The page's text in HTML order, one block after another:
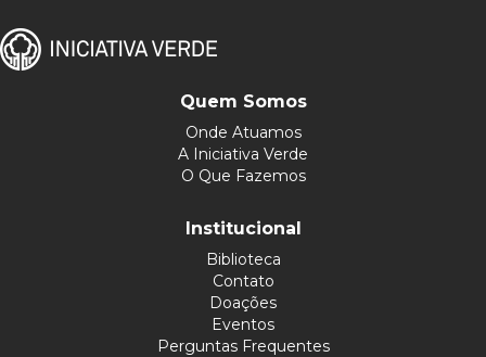
Quem Somos
Onde Atuamos
A Iniciativa Verde
O Que Fazemos
Institucional
Biblioteca
Contato
Doações
Eventos
Perguntas Frequentes